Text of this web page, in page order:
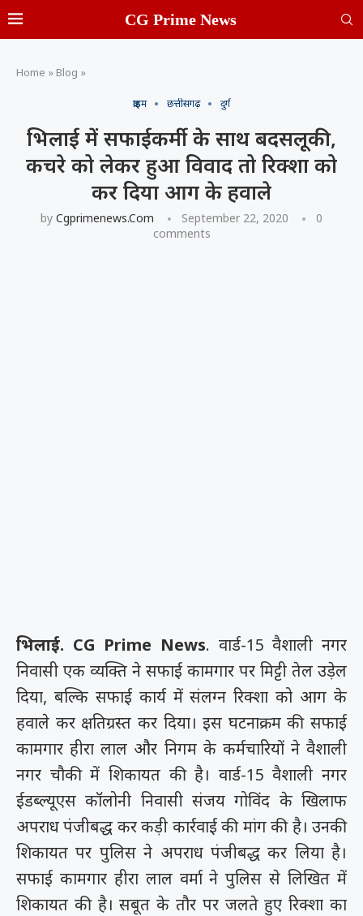
CG Prime News
Home » Blog »
क्राइम छत्तीसगढ़ दुर्ग
भिलाई में सफाईकर्मी के साथ बदसलूकी,
कचरे को लेकर हुआ विवाद तो रिक्शा को
कर दिया आग के हवाले
by Cgprimenews.com September 22, 2020
0
comments
भिलाई. CG Prime News. वार्ड-15 वैशाली नगर
निवासी एक व्यक्ति ने सफाई कामगार पर मिट्टी तेल उड़ेल
दिया, बल्कि सफाई कार्य में संलग्न रिक्शा को आग के
हवाले कर क्षतिग्रस्त कर दिया। इस घटनाक्रम की सफाई
कामगार हीरा लाल और निगम के कर्मचारियों ने वैशाली
नगर चौकी में शिकायत की है। वार्ड-15 वैशाली नगर
ईडब्ल्यूएस कॉलोनी निवासी संजय गोविंद के खिलाफ
अपराध पंजीबद्ध कर कड़ी कार्रवाई की मांग की है। उनकी
शिकायत पर पुलिस ने अपराध पंजीबद्ध कर लिया है।
सफाई कामगार हीरा लाल वर्मा ने पुलिस से लिखित में
शिकायत की है। सबूत के तौर पर जलते हुए रिक्शा का